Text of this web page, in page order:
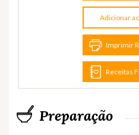
Adicionar
Imprimir
Receitas
Preparação